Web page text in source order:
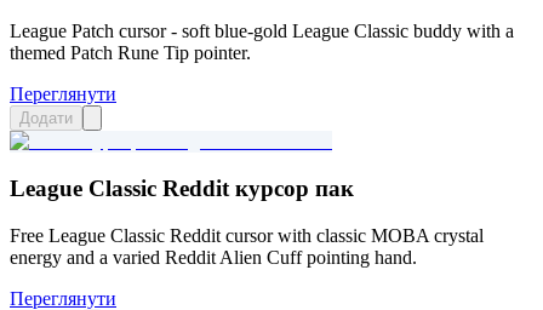
League Patch cursor - soft blue-gold League Classic buddy with a
themed Patch Rune Tip pointer.
Переглянути
Додати
League Classic Reddit курсор пак
Free League Classic Reddit cursor with classic MOBA crystal
energy and a varied Reddit Alien Cuff pointing hand.
Переглянути